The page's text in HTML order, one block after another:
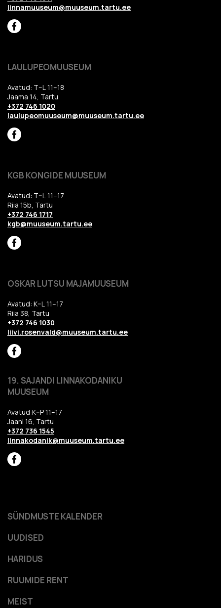
linnamuuseum@muuseum.tartu.ee
LAULUPEOMUUSEUM
Avatud: T–L 11–18
Jaama 14, Tartu
+372 746 1020
laulupeomuuseum@muuseum.tartu.ee
KGB KONGIDE MUUSEUM
Avatud: T–L 11–17
Riia 15b, Tartu
+372 746 1717
kgb@muuseum.tartu.ee
OSKAR LUTSU MAJAMUUSEUM
Avatud: K–L 11–17
Riia 38, Tartu
+372 746 1030
liivi.rosenvald@muuseum.tartu.ee
19. SAJANDI LINNAKODANIKU
MUUSEUM
Avatud:K–P 11–17
Jaani 16, Tartu
+372 736 1545
linnakodanik@muuseum.tartu.ee
HARIDUS
RUUMIDE RENT
MEIST
SÜNDMUSTE KALENDER
UUDISED